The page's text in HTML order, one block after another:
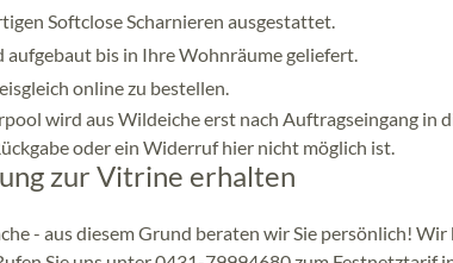
Softclose Scharnieren ausgestattet.
bis in Ihre Wohnräume geliefert.
online zu bestellen.
wird aus Wildeiche erst nach Auftragseingang in
oder ein Widerruf hier nicht möglich ist.
zur Vitrine erhalten
- aus diesem Grund beraten wir Sie persönlich!